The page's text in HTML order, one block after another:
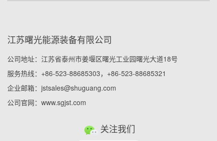
江苏曙光能源装备有限公司
公司地址：江苏省泰州市姜堰区曙光工业园曙光大道18号
服务热线：+86-523-88685303，+86-523-88685321
企业邮箱：jstsales@shuguang.com
公司官网：www.sgjst.com
关注我们